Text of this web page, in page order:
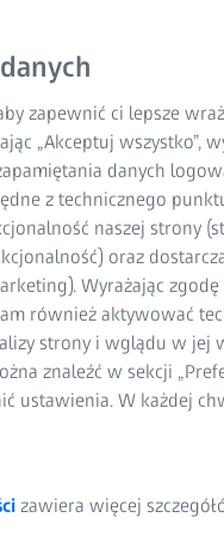
jakości
procesu
zapewnić ci lepsze
„Akceptuj wszystko”,
danych
z technicznego
naszej strony
oraz
Wyrażając zgodę
również aktywować
strony i wglądu w jej
znaleźć w sekcji
ustawienia. W każdej
zawiera więcej